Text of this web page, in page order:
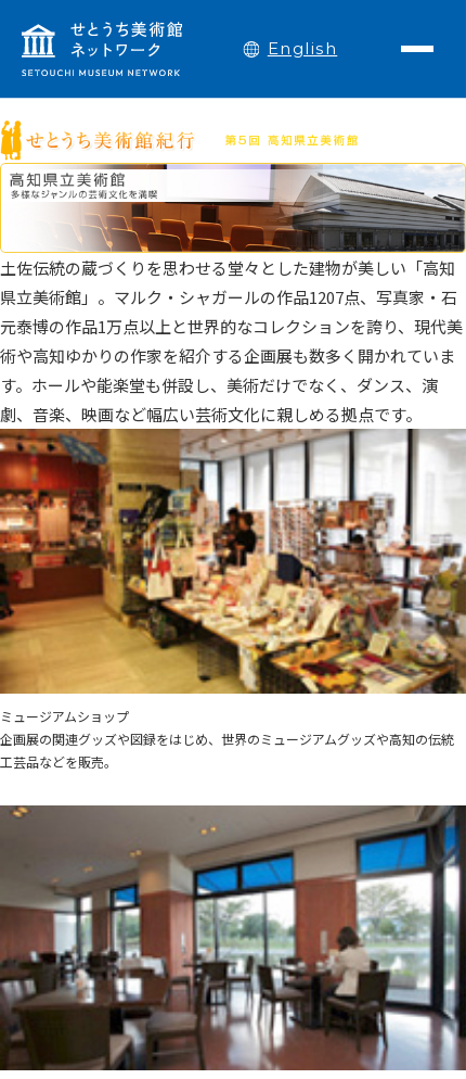
English
土佐伝統の蔵づくりを思わせる堂々とした建物が美しい「高知
県立美術館」。マルク・シャガールの作品1207点、写真家・石
元泰博の作品1万点以上と世界的なコレクションを誇り、現代美
術や高知ゆかりの作家を紹介する企画展も数多く開かれていま
す。ホールや能楽堂も併設し、美術だけでなく、ダンス、演
劇、音楽、映画など幅広い芸術文化に親しめる拠点です。
ミュージアムショップ
企画展の関連グッズや図録をはじめ、世界のミュージアムグッズや高知の伝統
工芸品などを販売。